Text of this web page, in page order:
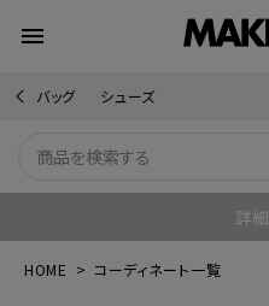
menu
バッグ シューズ
詳
HOME コーディネート一覧